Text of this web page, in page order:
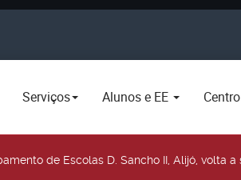
Serviços Alunos e EE
de Escolas D. Sancho II, Alijó, volta